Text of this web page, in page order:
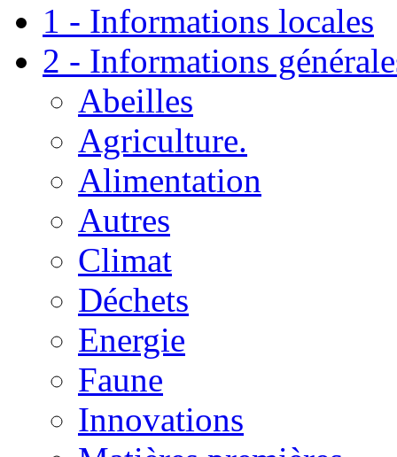
1 - Informations locales
2 - Informations
Abeilles
Agriculture.
Alimentation
Autres
Climat
Déchets
Energie
Faune
Innovations